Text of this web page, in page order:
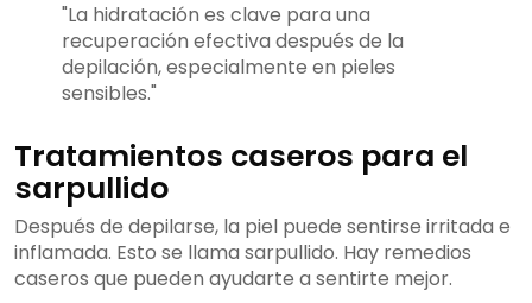
"La hidratación es clave para una
recuperación efectiva después de la
depilación, especialmente en pieles
sensibles."
Tratamientos caseros para el
sarpullido
Después de depilarse, la piel puede sentirse irritada e
inflamada. Esto se llama sarpullido. Hay remedios
caseros que pueden ayudarte a sentirte mejor.